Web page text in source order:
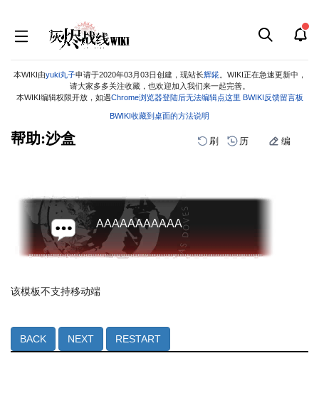
本WIKI由yuki丸子申请于2020年03月03日创建，现站长辉錵 。WIKI正在急速更新中，
请大家多多关注收藏，也欢迎加入我们来一起完善。
本WIKI编辑权限开放，如遇Chrome浏览器登陆后无法编辑点这里 BWIKI反馈留言板
BWIKI收藏到桌面的方法说明
帮助:沙盒 刷 历 编
AAAAAAAAAAA
该模板不支持移动端
BACK NEXT RESTART